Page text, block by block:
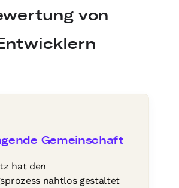
von
Gemeinschaft
hat den
nahtlos gestaltet